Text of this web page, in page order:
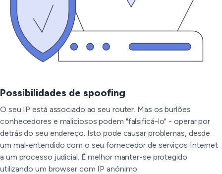
Possibilidades de spoofing
O seu IP está associado ao seu router. Mas os burlões
conhecedores e maliciosos podem "falsificá-lo" - operar por
detrás do seu endereço. Isto pode causar problemas, desde
um mal-entendido com o seu fornecedor de serviços Internet
a um processo judicial. É melhor manter-se protegido
utilizando um browser com IP anónimo.